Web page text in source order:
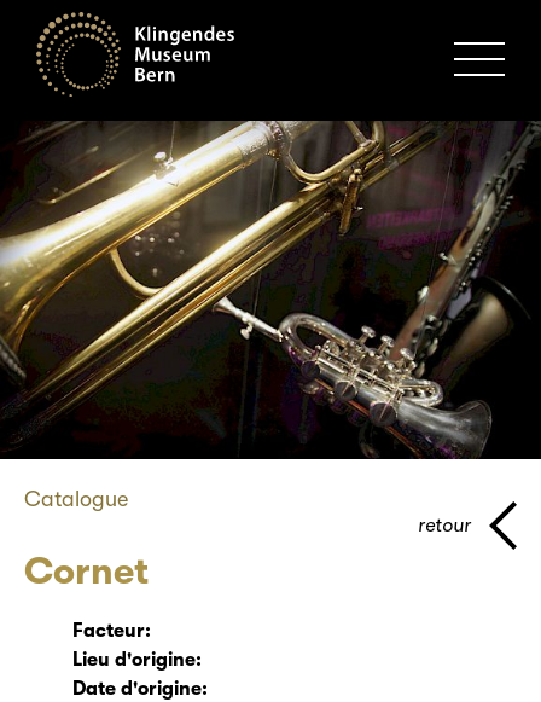
Catalogue
Cornet
retour
Facteur:
Lieu d'origine:
Date d'origine: